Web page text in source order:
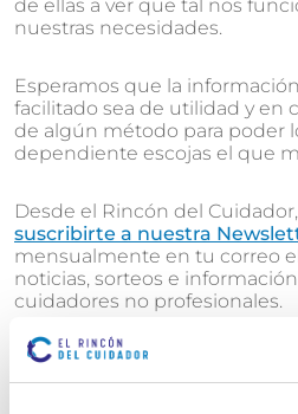
de ellas a ver que tal nos
nuestras necesidades.
Esperamos que la
facilitado sea de utilidad y en
de algún método para poder
dependiente escojas el que
Desde el Rincón del
suscribirte a nuestra
mensualmente en tu correo
noticias, sorteos e
cuidadores no profesionales.
Además, si todavía no eres
olvidesregistrarte en nuestra